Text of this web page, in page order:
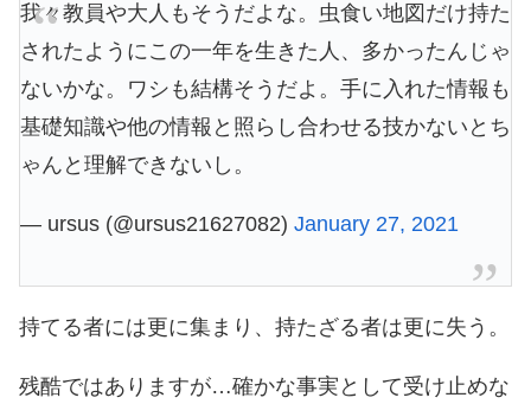
我々教員や大人もそうだよな。虫食い地図だけ持た
されたようにこの一年を生きた人、多かったんじゃ
ないかな。ワシも結構そうだよ。手に入れた情報も
基礎知識や他の情報と照らし合わせる技かないとち
ゃんと理解できないし。
— ursus (@ursus21627082) January 27, 2021
持てる者には更に集まり、持たざる者は更に失う。
残酷ではありますが…確かな事実として受け止めな